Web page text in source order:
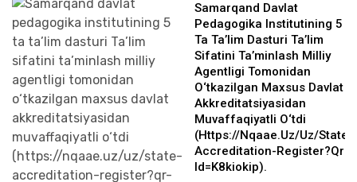
Samarqand Davlat
Pedagogika Institutining 5
Ta Ta’lim Dasturi Ta’lim
Sifatini Ta’minlash Milliy
Agentligi Tomonidan
O‘tkazilgan Maxsus Davlat
Akkreditatsiyasidan
Muvaffaqiyatli O‘tdi
(https://nqaae.uz/uz/state-
Accreditation-Register?qr-
Id=k8kiokip).